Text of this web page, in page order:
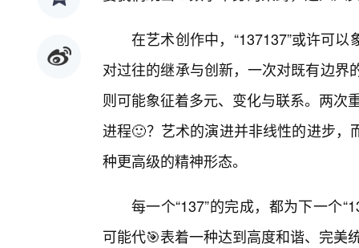
在艺术创作中，“137137”或许可
对过往的继承与创新，一次对既有边
则可能象征着多元、变化与联系。两次
进程🙂？艺术的演进并非线性的进步
种更高级的精神形态。
每一个“137”的完成，都为下一个
可能代🎯表着一种达到高度和谐、完美